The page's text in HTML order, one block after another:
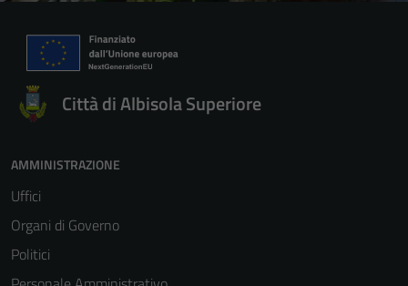
Città di Albisola Superiore
AMMINISTRAZIONE
Uffici
Organi di Governo
Politici